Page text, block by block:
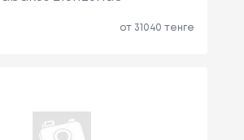
от 31040 тенге